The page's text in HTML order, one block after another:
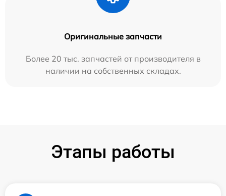
Оригинальные запчасти
Более 20 тыс. запчастей от производителя в
наличии на собственных складах.
Этапы работы